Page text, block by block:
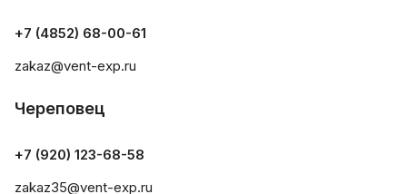
+7 (4852) 68-00-61
zakaz@vent-exp.ru
Череповец
+7 (920) 123-68-58
zakaz35@vent-exp.ru